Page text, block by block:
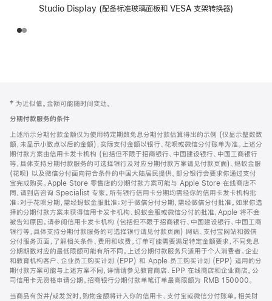
Studio Display (配备标准玻璃面板和 VESA 支架转换器)
页
页
脚
注
‡ 为近似值。金额可能随时间变动。
分期付款服务的条件
上述所示分期付款金额仅为使用特定期数免息分期付款估算得出的示例 (仅显示整数数
额，未显示小数点以后的金额)，实际支付金额以银行、花呗或微信分付账单为准。上述分
期付款方案由信用卡发卡机构 (包括但不限于招商银行、中国建设银行、中国工商银行
等，具体支持分期付款服务的可选择银行及对应分期付款方案请见付款页面)、蚂蚁金服
(花呗) 以及微信分付面向符合条件的中国大陆居民提供。部分银行会要求你通过支付
宝完成购买。Apple Store 零售店的分期付款方案可能与 Apple Store 在线商店不
同，请到店咨询 Specialist 专家。所有银行信用卡分期均需经你的信用卡发卡机构批
准；对于花呗分期，需经蚂蚁金服批准；对于微信分付分期，需经微信分付批准。如果你选
择的分期付款方案未获得信用卡发卡机构、蚂蚁金服或微信分付的批准，Apple 将不会
被告知原因。请参阅信用卡发卡机构 (包括但不限于招商银行、中国建设银行、中国工商
银行等，具体支持分期付款服务的可选择银行请见付款页面) 网站、支付宝网站和微信
分付服务页面，了解相关条件、费用和收费。订单可能需要满足特定金额要求，不同免息
分期期数对应的最低限额可能有所不同。上述分期付款服务只适用于个人消费者。企业
和教育机构客户、企业员工购买计划 (EPP) 和 Apple 员工购买计划 (EPP) 适用的分
期付款方案可能与上述方案不同，详情请参见教育商店、EPP 在线商店和企业商店。公
司信用卡无资格申请分期。招商银行分期付款单笔订单最高限额为 RMB 150000。
当商品有货并/或发货时，购物金额将计入你的信用卡、支付宝或微信分付账单。相关财